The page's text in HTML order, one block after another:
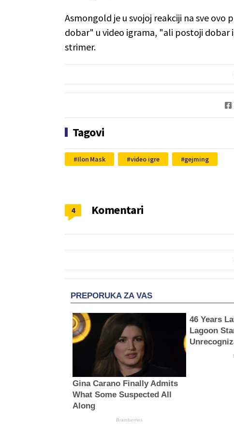
Asmongold je u svojoj reakciji na sve
dobar" u video igrama, "ali postoji dobar
strimer.
Tagovi
Ilon Mask video igre gejming
Komentari
4
PREPORUKA ZA VAS
Gina Carano Finally Admits
What Some Suspected All
Along
Brainberries
46 Years
Lagoon